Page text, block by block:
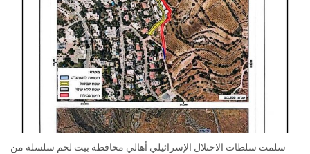
سلمت سلطات الاحتلال الإسرائيلي أهالي محافظة بيت لحم سلسلة من